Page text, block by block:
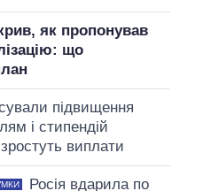
як пропонував
що
підвищення
і стипендій
виплати
Росія вдарила по